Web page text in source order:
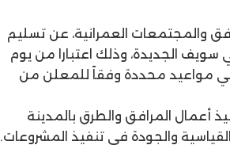
والمجتمعات العمرانية، عن تسليم
سويف الجديدة، وذلك اعتبارا من يوم
9/3/2025، وحتى يوم الخميس 20/3/2025، في مواعيد محددة وفقاً للمعلن من
أعمال المرافق والطرق بالمدينة
والجودة في تنفيذ المشروعات.